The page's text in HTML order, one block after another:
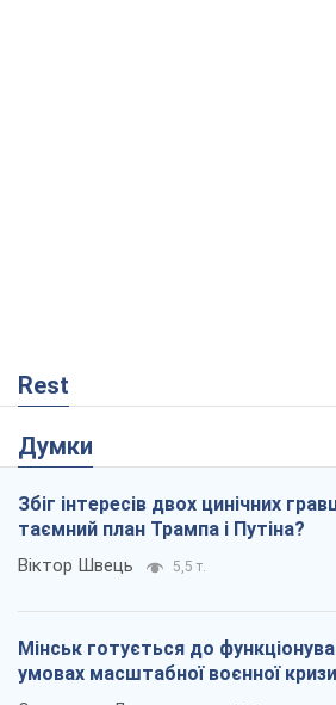
Rest
Думки
Збіг інтересів двох цинічних
таємний план Трампа і Путіна?
Віктор Швець 5,5 т.
Мінськ готується до
умовах масштабної воєнної кризи